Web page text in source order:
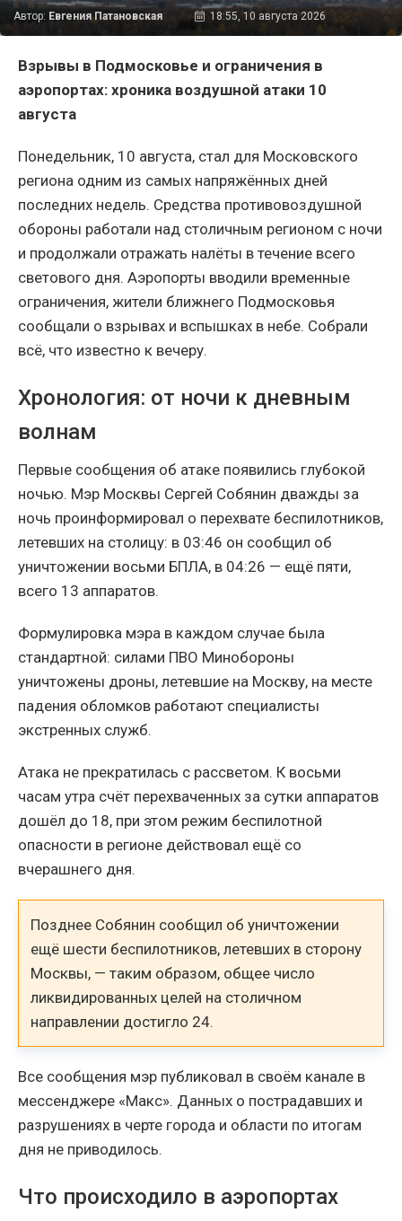
Автор: Евгения Патановская 18:55, 10 августа 2026
Взрывы в Подмосковье и ограничения в
аэропортах: хроника воздушной атаки 10
августа
Понедельник, 10 августа, стал для Московского
региона одним из самых напряжённых дней
последних недель. Средства противовоздушной
обороны работали над столичным регионом с ночи
и продолжали отражать налёты в течение всего
светового дня. Аэропорты вводили временные
ограничения, жители ближнего Подмосковья
сообщали о взрывах и вспышках в небе. Собрали
всё, что известно к вечеру.
Хронология: от ночи к дневным
волнам
Первые сообщения об атаке появились глубокой
ночью. Мэр Москвы Сергей Собянин дважды за
ночь проинформировал о перехвате беспилотников,
летевших на столицу: в 03:46 он сообщил об
уничтожении восьми БПЛА, в 04:26 — ещё пяти,
всего 13 аппаратов.
Формулировка мэра в каждом случае была
стандартной: силами ПВО Минобороны
уничтожены дроны, летевшие на Москву, на месте
падения обломков работают специалисты
экстренных служб.
Атака не прекратилась с рассветом. К восьми
часам утра счёт перехваченных за сутки аппаратов
дошёл до 18, при этом режим беспилотной
опасности в регионе действовал ещё со
вчерашнего дня.
Позднее Собянин сообщил об уничтожении
ещё шести беспилотников, летевших в сторону
Москвы, — таким образом, общее число
ликвидированных целей на столичном
направлении достигло 24.
Все сообщения мэр публиковал в своём канале в
мессенджере «Макс». Данных о пострадавших и
разрушениях в черте города и области по итогам
дня не приводилось.
Что происходило в аэропортах